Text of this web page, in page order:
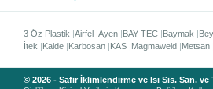
3 Öz Plastik Airfel Ayen BAY-TEC Baymak
İtek
Kalde Karbosan KAS Magmaweld Metsan
© 2026 - Safir İklimlendirme ve Isı Sis. San. ve